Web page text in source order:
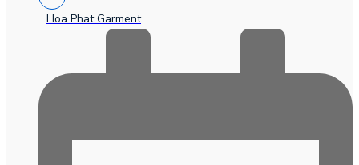
Hoa Phat Garment